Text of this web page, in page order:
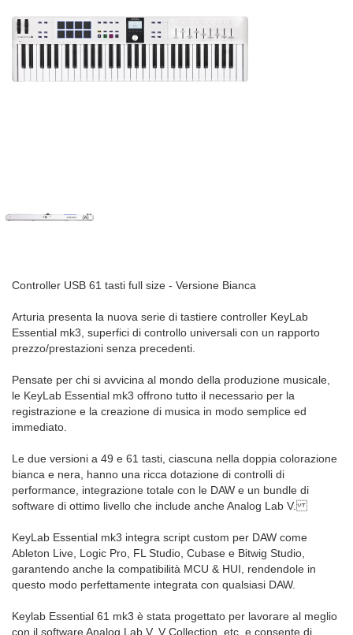
Controller USB 61 tasti full size - Versione Bianca
Arturia presenta la nuova serie di tastiere controller KeyLab
Essential mk3, superfici di controllo universali con un rapporto
prezzo/prestazioni senza precedenti.
Pensate per chi si avvicina al mondo della produzione musicale,
le KeyLab Essential mk3 offrono tutto il necessario per la
registrazione e la creazione di musica in modo semplice ed
immediato.
Le due versioni a 49 e 61 tasti, ciascuna nella doppia colorazione
bianca e nera, hanno una ricca dotazione di controlli di
performance, integrazione totale con le DAW e un bundle di
software di ottimo livello che include anche Analog Lab V.
KeyLab Essential mk3 integra script custom per DAW come
Ableton Live, Logic Pro, FL Studio, Cubase e Bitwig Studio,
garantendo anche la compatibilità MCU & HUI, rendendole in
questo modo perfettamente integrata con qualsiasi DAW.
Keylab Essential 61 mk3 è stata progettato per lavorare al meglio
con il software Analog Lab V, V Collection, etc. e consente di